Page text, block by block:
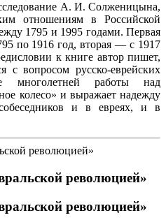
А. И. Солженицына,
отношениям в Российской
1795 и 1995 годами. Первая
по 1916 год, вторая — с 1917
к книге автор пишет,
с вопросом русско-еврейских
многолетней работы над
колесо» и выражает надежду
и в евреях, и в
революцией»
революцией»